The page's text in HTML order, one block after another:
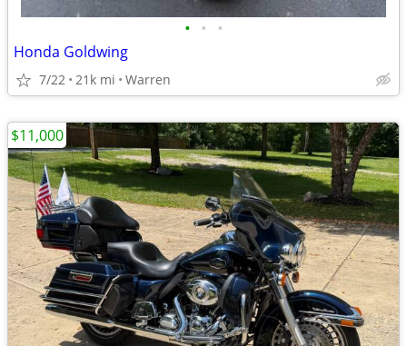
• • •
Honda Goldwing
7/22 21k mi Warren
$11,000